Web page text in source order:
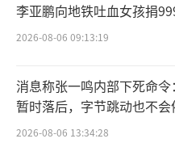
李亚鹏向地铁吐血女孩捐
2026-08-06 09:13:19
消息称张一鸣内部下死命
暂时落后，字节跳动也不会
馏技术
2026-08-06 13:34:28